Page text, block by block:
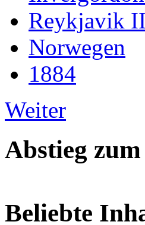
Reykjavik II
Norwegen
1884
Weiter
Abstieg
Beliebte